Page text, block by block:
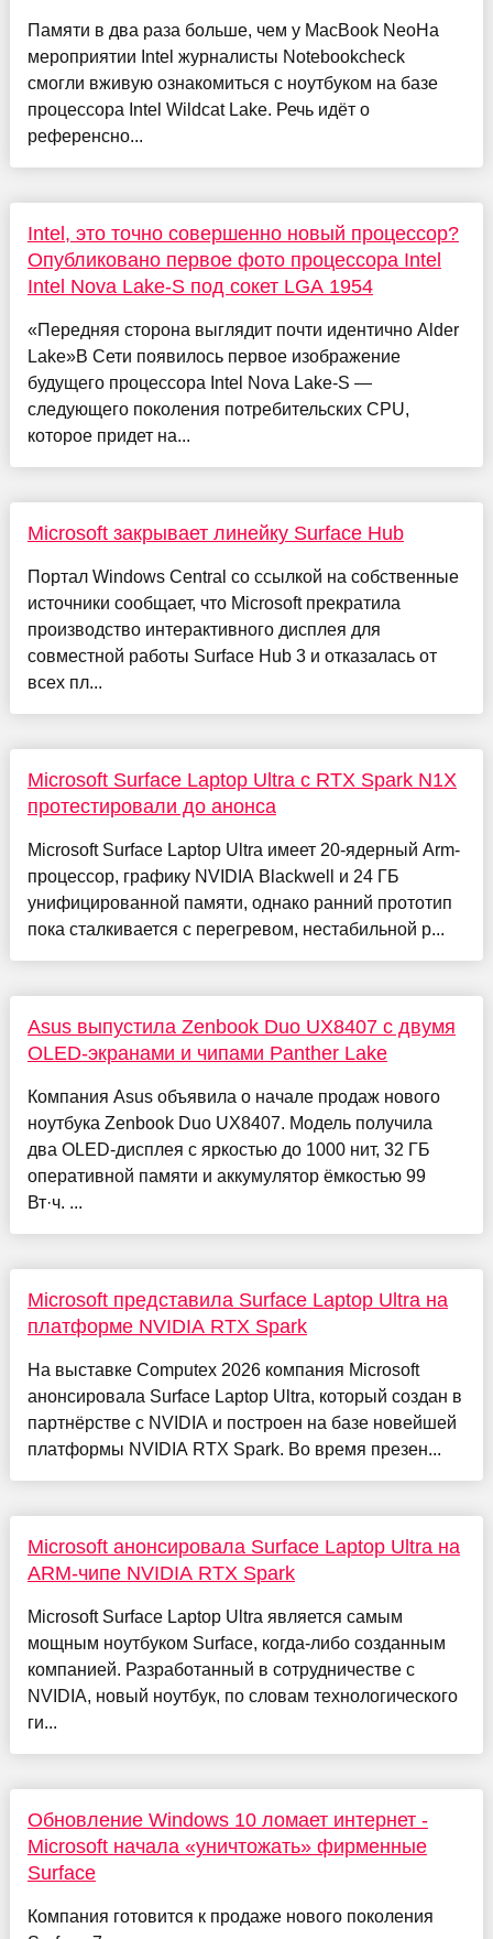
Памяти в два раза больше, чем у MacBook NeoНа
мероприятии Intel журналисты Notebookcheck
смогли вживую ознакомиться с ноутбуком на базе
процессора Intel Wildcat Lake. Речь идёт о
референсно...
Intel, это точно совершенно новый процессор?
Опубликовано первое фото процессора Intel
Intel Nova Lake-S под сокет LGA 1954
«Передняя сторона выглядит почти идентично Alder
Lake»В Сети появилось первое изображение
будущего процессора Intel Nova Lake-S —
следующего поколения потребительских CPU,
которое придет на...
Microsoft закрывает линейку Surface Hub
Портал Windows Central со ссылкой на собственные
источники сообщает, что Microsoft прекратила
производство интерактивного дисплея для
совместной работы Surface Hub 3 и отказалась от
всех пл...
Microsoft Surface Laptop Ultra с RTX Spark N1X
протестировали до анонса
Microsoft Surface Laptop Ultra имеет 20-ядерный Arm-
процессор, графику NVIDIA Blackwell и 24 ГБ
унифицированной памяти, однако ранний прототип
пока сталкивается с перегревом, нестабильной р...
Asus выпустила Zenbook Duo UX8407 с двумя
OLED-экранами и чипами Panther Lake
Компания Asus объявила о начале продаж нового
ноутбука Zenbook Duo UX8407. Модель получила
два OLED-дисплея с яркостью до 1000 нит, 32 ГБ
оперативной памяти и аккумулятор ёмкостью 99
Вт·ч. ...
Microsoft представила Surface Laptop Ultra на
платформе NVIDIA RTX Spark
На выставке Computex 2026 компания Microsoft
анонсировала Surface Laptop Ultra, который создан в
партнёрстве с NVIDIA и построен на базе новейшей
платформы NVIDIA RTX Spark. Во время презен...
Microsoft анонсировала Surface Laptop Ultra на
ARM-чипе NVIDIA RTX Spark
Microsoft Surface Laptop Ultra является самым
мощным ноутбуком Surface, когда-либо созданным
компанией. Разработанный в сотрудничестве с
NVIDIA, новый ноутбук, по словам технологического
ги...
Обновление Windows 10 ломает интернет -
Microsoft начала «уничтожать» фирменные
Surface
Компания готовится к продаже нового поколения